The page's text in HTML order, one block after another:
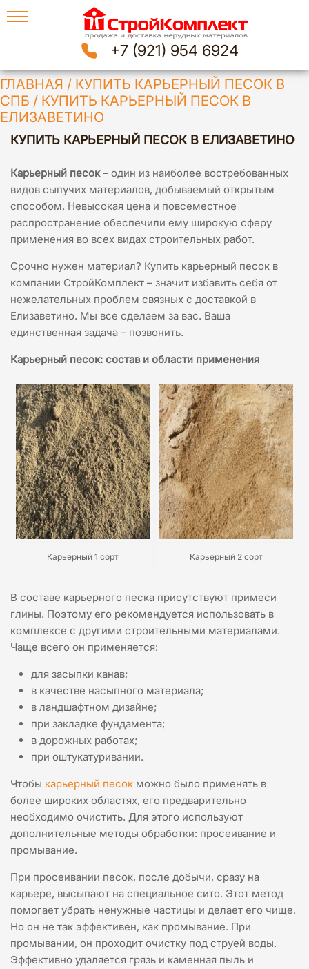
+7 (921) 954 6924
ГЛАВНАЯ / КУПИТЬ КАРЬЕРНЫЙ ПЕСОК В
СПБ / КУПИТЬ КАРЬЕРНЫЙ ПЕСОК В
ЕЛИЗАВЕТИНО
КУПИТЬ КАРЬЕРНЫЙ ПЕСОК В ЕЛИЗАВЕТИНО
Карьерный песок– один из наиболее востребованных
видов сыпучих материалов, добываемый открытым
способом. Невысокая цена и повсеместное
распространение обеспечили ему широкую сферу
применения во всех видах строительных работ.
Срочно нужен материал? Купить карьерный песок в
компании СтройКомплект – значит избавить себя от
нежелательных проблем связных с доставкой в
Елизаветино. Мы все сделаем за вас. Ваша
единственная задача – позвонить.
Карьерный песок: состав и области применения
Карьерный 1 сорт Карьерный 2 сорт
В составе карьерного песка присутствуют примеси
глины. Поэтому его рекомендуется использовать в
комплексе с другими строительными материалами.
Чаще всего он применяется:
для засыпки канав;
в качестве насыпного материала;
в ландшафтном дизайне;
при закладке фундамента;
в дорожных работах;
при оштукатуривании.
Чтобы карьерный песок можно было применять в
более широких областях, его предварительно
необходимо очистить. Для этого используют
дополнительные методы обработки: просеивание и
промывание.
При просеивании песок, после добычи, сразу на
карьере, высыпают на специальное сито. Этот метод
помогает убрать ненужные частицы и делает его чище.
Но он не так эффективен, как промывание. При
промывании, он проходит очистку под струей воды.
Эффективно удаляется грязь и каменная пыль и